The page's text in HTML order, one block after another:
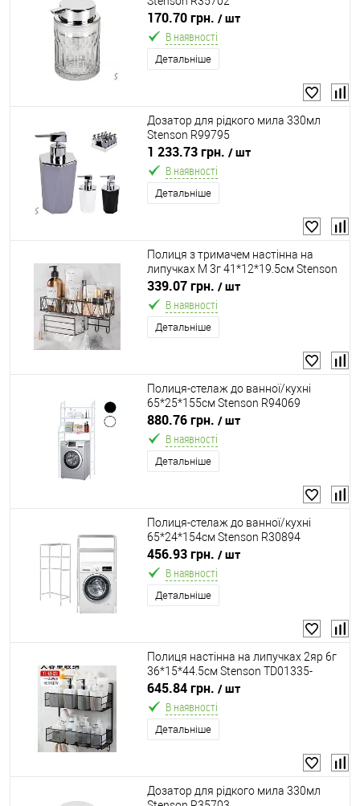
170.70 грн. / шт
В наявності
Детальніше
Дозатор для рідкого мила 330мл
Stenson R99795
1 233.73 грн. / шт
В наявності
Детальніше
Полиця з тримачем настінна на
липучках M 3г 41*12*19.5см Stenson
M50228-М
339.07 грн. / шт
В наявності
Детальніше
Полиця-стелаж до ванної/кухні
65*25*155см Stenson R94069
880.76 грн. / шт
В наявності
Детальніше
Полиця-стелаж до ванної/кухні
65*24*154см Stenson R30894
456.93 грн. / шт
В наявності
Детальніше
Полиця настінна на липучках 2яр 6г
36*15*44.5см Stenson TD01335-
L/M50245-L
645.84 грн. / шт
В наявності
Детальніше
Дозатор для рідкого мила 330мл